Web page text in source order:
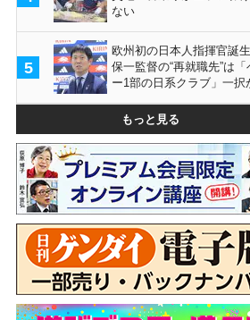
ない
5
欧州初の日本人指揮官誕
保一監督の“再就職先”は
ー1部の日系クラブ」一択
もっと見る